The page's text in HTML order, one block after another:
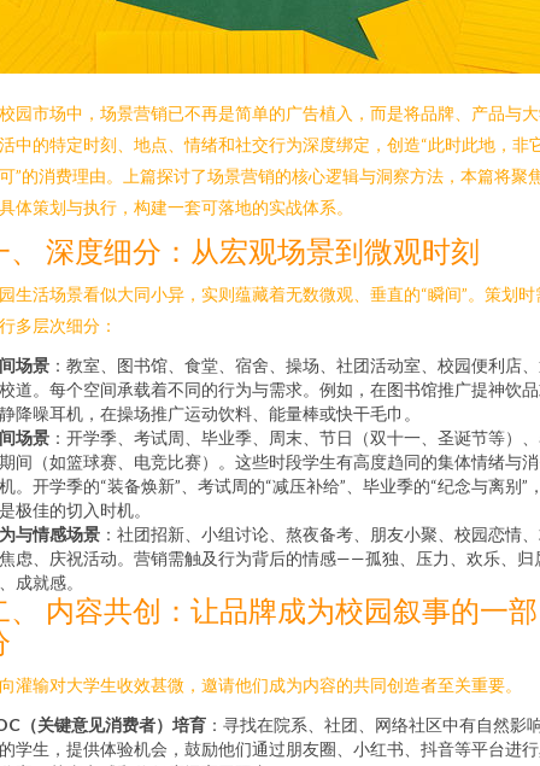
园市场中，场景营销已不再是简单的广告植入，而是将品牌、产品与
中的特定时刻、地点、情绪和社交行为深度绑定，创造“此时此地，非
”的消费理由。上篇探讨了场景营销的核心逻辑与洞察方法，本篇将聚
体策划与执行，构建一套可落地的实战体系。
、 深度细分：从宏观场景到微观时刻
生活场景看似大同小异，实则蕴藏着无数微观、垂直的“瞬间”。策划时
多层次细分：
场景 ：教室、图书馆、食堂、宿舍、操场、社团活动室、校园便利店
道。每个空间承载着不同的行为与需求。例如，在图书馆推广提神饮
降噪耳机，在操场推广运动饮料、能量棒或快干毛巾。
场景 ：开学季、考试周、毕业季、周末、节日（双十一、圣诞节等）
间（如篮球赛、电竞比赛）。这些时段学生有高度趋同的集体情绪与
。开学季的“装备焕新”、考试周的“减压补给”、毕业季的“纪念与离别”
极佳的切入时机。
与情感场景 ：社团招新、小组讨论、熬夜备考、朋友小聚、校园恋情
虑、庆祝活动。营销需触及行为背后的情感——孤独、压力、欢乐、归
成就感。
、 内容共创：让品牌成为校园叙事的一部
灌输对大学生收效甚微，邀请他们成为内容的共同创造者至关重要。
（关键意见消费者）培育 ：寻找在院系、社团、网络社区中有自然影
学生，提供体验机会，鼓励他们通过朋友圈、小红书、抖音等平台进